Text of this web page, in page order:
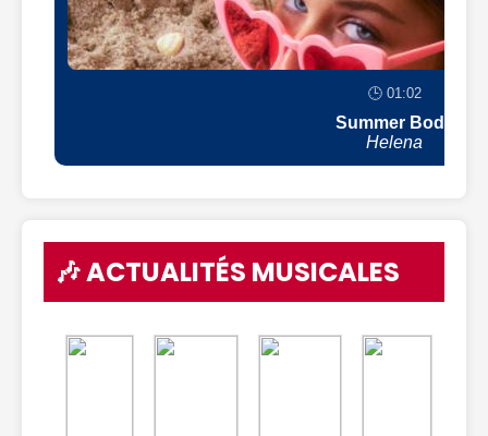
🕒 01:02
Summer Body
Helena
🎶 ACTUALITÉS MUSICALES